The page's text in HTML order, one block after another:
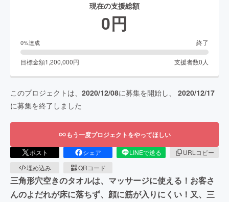
現在の支援総額
0円
0%達成 終了
目標金額1,200,000円 支援者数0 人
このプロジェクトは、 2020/12/08に募集を開始し、 2020/12/17
に募集を終了しました
もう一度プロジェクトをやってほしい
ポスト シェア LINEで送る
URLコピー
埋め込み
QRコード
三角形穴空きのタオルは、マッサージに使える！お客さ
んのよだれが床に落ちず、顔に筋が入りにくい！又、三